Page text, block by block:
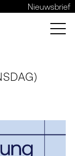
Nieuwsbrief